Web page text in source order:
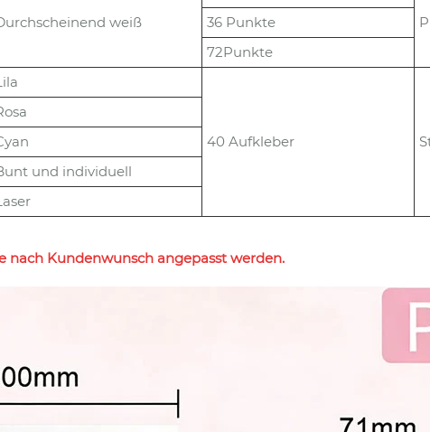
weiß
36 Punkte
72Punkte
40 Aufkleber
und individuell
Kundenwunsch angepasst werden.